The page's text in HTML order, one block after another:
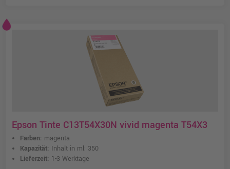
Epson Tinte C13T54X30N vivid magenta T54X3
Farben: magenta
Kapazität: Inhalt in ml: 350
Lieferzeit: 1-3 Werktage